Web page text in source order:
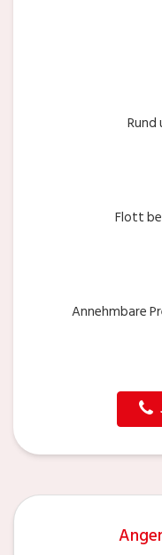
Rund
Flott
Annehmbare